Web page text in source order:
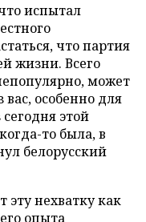
испытал
что партия
жизни. Всего
может
вас, особенно для
этой
то была, в
белорусский
нехватку как
опыта